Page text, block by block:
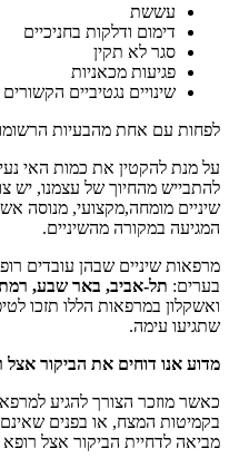
עששת
דימום ודלקות בחניכיים
סגר לא תקין
פגיעות מכאניות
שינויים נגטיביים הקשורים
לפחות עם אחת מהבעיות
על מנת להקטין את כמות האי
להתבייש מהחיוך של עצמנו, יש
שיניים מומחה,מקצועי, מנוסה
המגיעה במקורה מהשיניים.
מרפאות שיניים שבהן עובדים
בערים: תל-אביב, באר שבע,
ואשקלון במרפאות הללו תזכו
שתגיעו עימה.
מדוע אנו דוחים את הביקור אצל
כאשר מוזכר הצורך להגיע
בקמיטות המצח, או בפנים
מביאה לדחיית הביקור אצל רופא